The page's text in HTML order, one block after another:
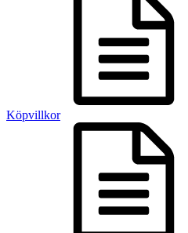
Köpvillkor